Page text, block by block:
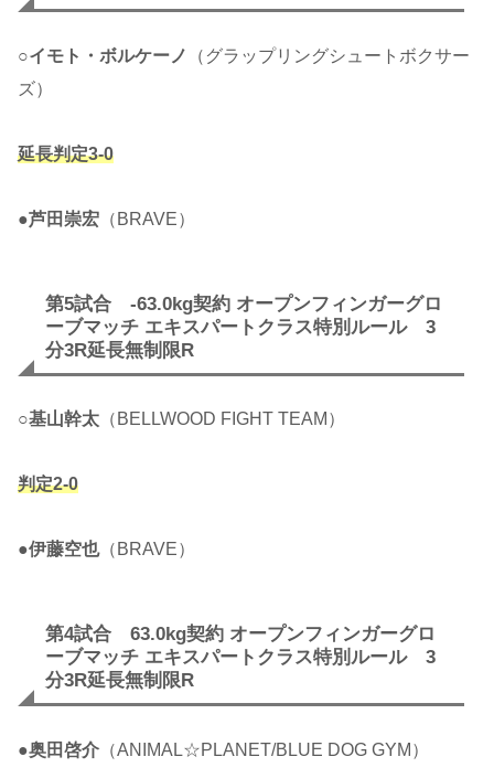
○イモト・ボルケーノ
（グラップリングシュートボクサー
ズ）
延長判定3-0
●芦田崇宏 （BRAVE）
第5試合 -63.0kg契約 オープンフィンガーグロ
ーブマッチ エキスパートクラス特別ルール 3
分3R延長無制限R
○基山幹太 （BELLWOOD FIGHT TEAM）
判定2-0
●伊藤空也（BRAVE）
第4試合 63.0kg契約 オープンフィンガーグロ
ーブマッチ エキスパートクラス特別ルール 3
分3R延長無制限R
●奥田啓介 （ANIMAL☆PLANET/BLUE DOG GYM）